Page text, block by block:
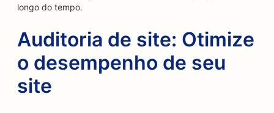
longo do tempo.
Auditoria de site: Otimize
o desempenho de seu
site